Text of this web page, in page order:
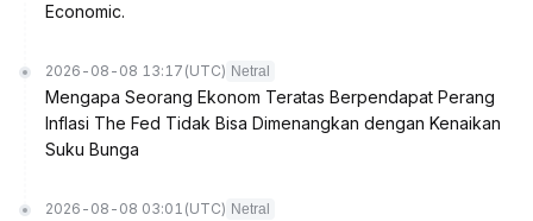
Economic.
2026-08-08 13:17 (UTC) Netral
Mengapa Seorang Ekonom Teratas Berpendapat Perang
Inflasi The Fed Tidak Bisa Dimenangkan dengan Kenaikan
Suku Bunga
2026-08-08 03:01 (UTC) Netral